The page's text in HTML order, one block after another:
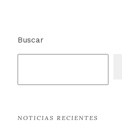
Buscar
NOTICIAS RECIENTES